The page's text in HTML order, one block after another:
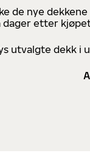
de nye
etter
utvalgte dekk i